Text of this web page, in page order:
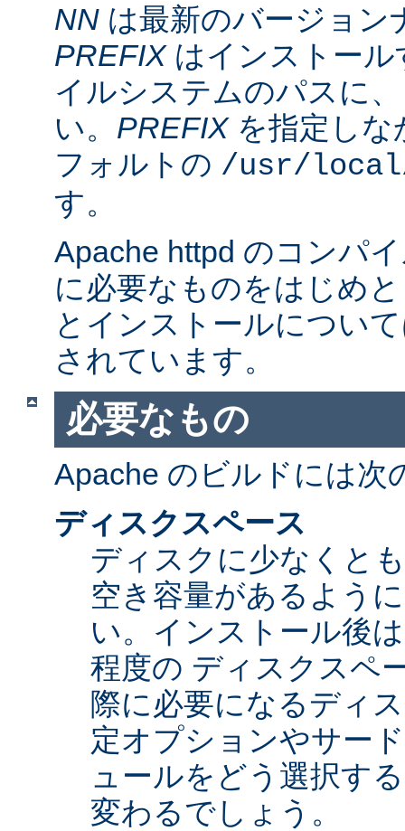
NN は最新のバージョン
PREFIXはインストール
イルシステムのパスに
い。 PREFIXを指定しな
フォルトの /usr/local/
す。
Apache httpd のコンパ
に必要なものをはじめ
とインストールについ
されています。
必要なもの
Apache のビルドには次
ディスクスペース
ディスクに少なくと
空き容量があるよう
い。インストール後
程度の ディスクスペ
際に必要になるディ
定オプションやサー
ュールをどう選択す
変わるでしょう。